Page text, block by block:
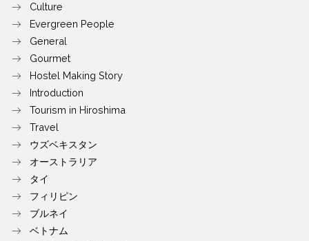
Culture
Evergreen People
General
Gourmet
Hostel Making Story
Introduction
Tourism in Hiroshima
Travel
ウズベキスタン
オーストラリア
タイ
フィリピン
ブルネイ
ベトナム